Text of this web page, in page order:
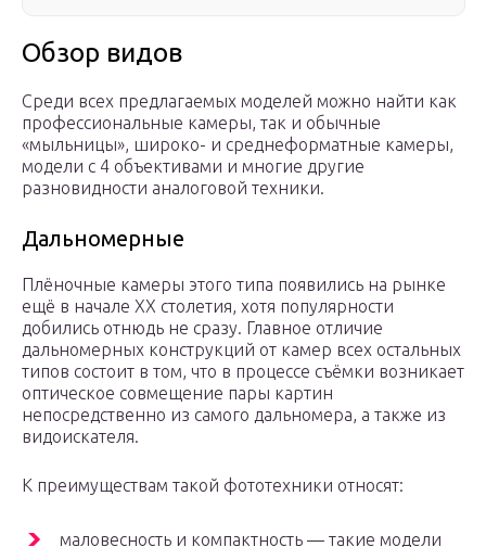
Обзор видов
Среди всех предлагаемых моделей можно найти как
профессиональные камеры, так и обычные
«мыльницы», широко- и среднеформатные камеры,
модели с 4 объективами и многие другие
разновидности аналоговой техники.
Дальномерные
Плёночные камеры этого типа появились на рынке
ещё в начале XX столетия, хотя популярности
добились отнюдь не сразу. Главное отличие
дальномерных конструкций от камер всех остальных
типов состоит в том, что в процессе съёмки возникает
оптическое совмещение пары картин
непосредственно из самого дальномера, а также из
видоискателя.
К преимуществам такой фототехники относят:
маловесность и компактность — такие модели